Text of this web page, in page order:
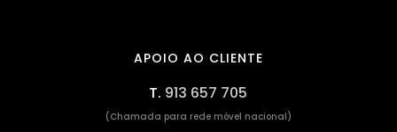
APOIO AO CLIENTE
T. 913 657 705
(Chamada para rede móvel nacional)